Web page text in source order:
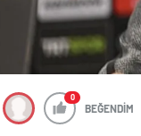
0
BEĞENDİM